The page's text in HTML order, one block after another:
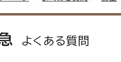
よくある質問